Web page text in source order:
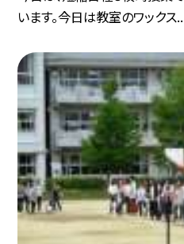
います。今日は教室のワックス